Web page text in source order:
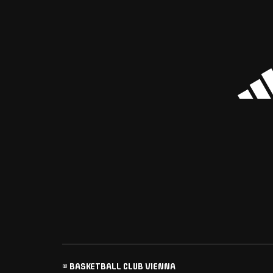
© BASKETBALL CLUB VIENNA